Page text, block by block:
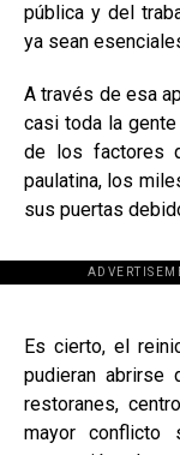
pública y del
ya sean
A través de esa
casi toda la
de los factores
paulatina, los
sus puertas
Es cierto, el
pudieran abrirse
restoranes,
mayor conflicto